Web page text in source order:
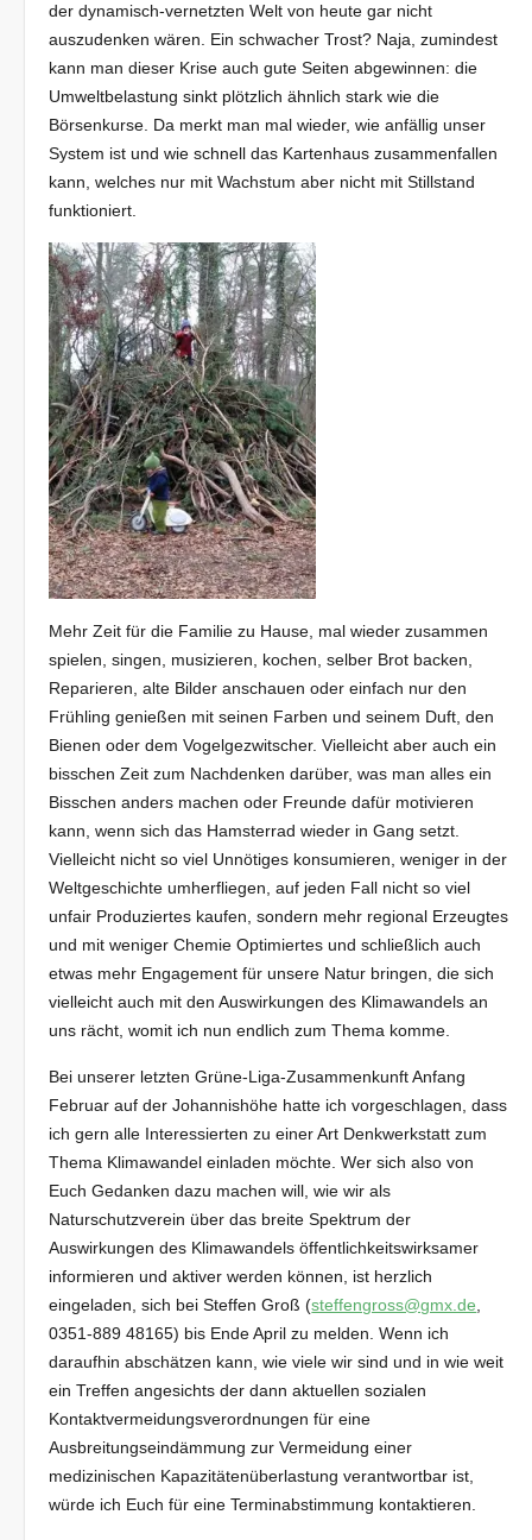
der dynamisch-vernetzten Welt von heute gar nicht
auszudenken wären. Ein schwacher Trost? Naja, zumindest
kann man dieser Krise auch gute Seiten abgewinnen: die
Umweltbelastung sinkt plötzlich ähnlich stark wie die
Börsenkurse. Da merkt man mal wieder, wie anfällig unser
System ist und wie schnell das Kartenhaus zusammenfallen
kann, welches nur mit Wachstum aber nicht mit Stillstand
funktioniert.
Mehr Zeit für die Familie zu Hause, mal wieder zusammen
spielen, singen, musizieren, kochen, selber Brot backen,
Reparieren, alte Bilder anschauen oder einfach nur den
Frühling genießen mit seinen Farben und seinem Duft, den
Bienen oder dem Vogelgezwitscher. Vielleicht aber auch ein
bisschen Zeit zum Nachdenken darüber, was man alles ein
Bisschen anders machen oder Freunde dafür motivieren
kann, wenn sich das Hamsterrad wieder in Gang setzt.
Vielleicht nicht so viel Unnötiges konsumieren, weniger in der
Weltgeschichte umherfliegen, auf jeden Fall nicht so viel
unfair Produziertes kaufen, sondern mehr regional Erzeugtes
und mit weniger Chemie Optimiertes und schließlich auch
etwas mehr Engagement für unsere Natur bringen, die sich
vielleicht auch mit den Auswirkungen des Klimawandels an
uns rächt, womit ich nun endlich zum Thema komme.
Bei unserer letzten Grüne-Liga-Zusammenkunft Anfang
Februar auf der Johannishöhe hatte ich vorgeschlagen, dass
ich gern alle Interessierten zu einer Art Denkwerkstatt zum
Thema Klimawandel einladen möchte. Wer sich also von
Euch Gedanken dazu machen will, wie wir als
Naturschutzverein über das breite Spektrum der
Auswirkungen des Klimawandels öffentlichkeitswirksamer
informieren und aktiver werden können, ist herzlich
eingeladen, sich bei Steffen Groß (steffengross@gmx.de
0351-889 48165) bis Ende April zu melden. Wenn ich
daraufhin abschätzen kann, wie viele wir sind und in wie weit
ein Treffen angesichts der dann aktuellen sozialen
Kontaktvermeidungsverordnungen für eine
Ausbreitungseindämmung zur Vermeidung einer
medizinischen Kapazitätenüberlastung verantwortbar ist,
würde ich Euch für eine Terminabstimmung kontaktieren.